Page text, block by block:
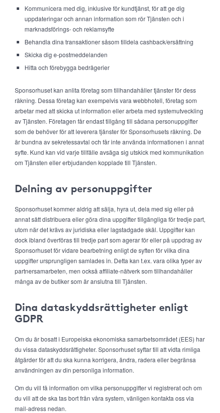
Kommunicera med dig, inklusive för kundtjänst, för att ge dig
uppdateringar och annan information som rör Tjänsten och i
marknadsförings- och reklamsyfte
Behandla dina transaktioner såsom tilldela cashback/ersättning
Skicka dig e-postmeddelanden
Hitta och förebygga bedrägerier
Sponsorhuset kan anlita företag som tillhandahåller tjänster för dess
räkning. Dessa företag kan exempelvis vara webbhotell, företag som
arbetar med att skicka ut information eller arbeta med systemutveckling
av Tjänsten. Företagen får endast tillgång till sådana personuppgifter
som de behöver för att leverera tjänster för Sponsorhusets räkning. De
är bundna av sekretessavtal och får inte använda informationen i annat
syfte. Kund kan vid varje tillfälle avsäga sig utskick med kommunikation
om Tjänsten eller erbjudanden kopplade till Tjänsten.
Delning av personuppgifter
Sponsorhuset kommer aldrig att sälja, hyra ut, dela med sig eller på
annat sätt distribuera eller göra dina uppgifter tillgängliga för tredje part,
utom när det krävs av juridiska eller lagstadgade skäl. Uppgifter kan
dock ibland överföras till tredje part som agerar för eller på uppdrag av
Sponsorhuset för vidare bearbetning enligt de syften för vilka dina
uppgifter ursprungligen samlades in. Detta kan t.ex. vara olika typer av
partnersamarbeten, men också affiliate-nätverk som tillhandahåller
många av de butiker som är anslutna till Tjänsten.
Dina dataskyddsrättigheter enligt
GDPR
Om du är bosatt i Europeiska ekonomiska samarbetsområdet (EES) har
du vissa dataskyddsrättigheter. Sponsorhuset syftar till att vidta rimliga
åtgärder för att du ska kunna korrigera, ändra, radera eller begränsa
användningen av din personliga information.
Om du vill få information om vilka personuppgifter vi registrerat och om
du vill att de ska tas bort från våra system, vänligen kontakta oss via
mail-adress nedan.